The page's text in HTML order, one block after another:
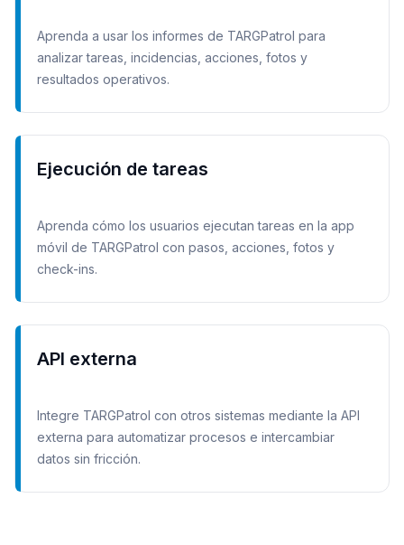
Aprenda a usar los informes de TARGPatrol para
analizar tareas, incidencias, acciones, fotos y
resultados operativos.
Ejecución de tareas
Aprenda cómo los usuarios ejecutan tareas en la app
móvil de TARGPatrol con pasos, acciones, fotos y
check-ins.
API externa
Integre TARGPatrol con otros sistemas mediante la API
externa para automatizar procesos e intercambiar
datos sin fricción.